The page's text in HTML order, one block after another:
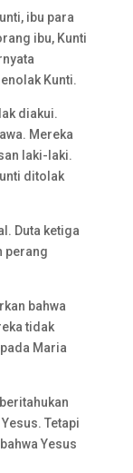
ibu para
ibu, Kunti
Kunti.
diakui.
Mereka
laki-laki.
ditolak
Duta ketiga
perang
bahwa
tidak
Maria
Tetapi
Yesus